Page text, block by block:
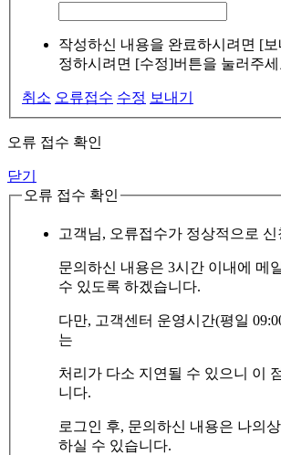
작성하신 내용을 완료하시려면 [
정하시려면 [수정]버튼을 눌러주세
취소 오류접수 수정 보내기
오류 접수 확인
닫기
오류 접수 확인
고객님, 오류접수가 정상적으로
문의하신 내용은 3시간 이내에 메
수 있도록 하겠습니다.
다만, 고객센터 운영시간(평일
는
처리가 다소 지연될 수 있으니 이
니다.
로그인 후, 문의하신 내용은 나의
하실 수 있습니다.